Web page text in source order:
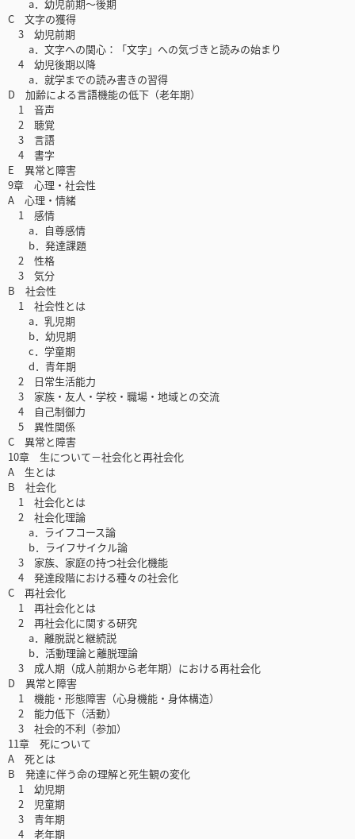
a．幼児前期～後期
C 文字の獲得
3 幼児前期
a．文字への関心：「文字」への気づきと読みの始まり
4 幼児後期以降
a．就学までの読み書きの習得
D 加齢による言語機能の低下（老年期）
1 音声
2 聴覚
3 言語
4 書字
E 異常と障害
9章 心理・社会性
A 心理・情緒
1 感情
a．自尊感情
b．発達課題
2 性格
3 気分
B 社会性
1 社会性とは
a．乳児期
b．幼児期
c．学童期
d．青年期
2 日常生活能力
3 家族・友人・学校・職場・地域との交流
4 自己制御力
5 異性関係
C 異常と障害
10章 生について－社会化と再社会化
A 生とは
B 社会化
1 社会化とは
2 社会化理論
a．ライフコース論
b．ライフサイクル論
3 家族、家庭の持つ社会化機能
4 発達段階における種々の社会化
C 再社会化
1 再社会化とは
2 再社会化に関する研究
a．離脱説と継続説
b．活動理論と離脱理論
3 成人期（成人前期から老年期）における再社会化
D 異常と障害
1 機能・形態障害（心身機能・身体構造）
2 能力低下（活動）
3 社会的不利（参加）
11章 死について
A 死とは
B 発達に伴う命の理解と死生観の変化
1 幼児期
2 児童期
3 青年期
4 老年期